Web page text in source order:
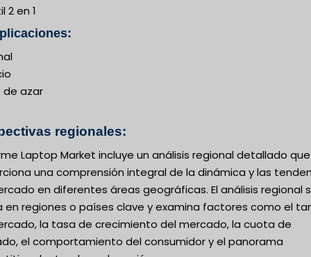
2 en 1
de azar
regionales:
Laptop Market incluye un análisis regional detallado que
una comprensión integral de la dinámica y las
en diferentes áreas geográficas. El análisis regional
en regiones o países clave y examina factores como el
la tasa de crecimiento del mercado, la cuota de
el comportamiento del consumidor y el panorama